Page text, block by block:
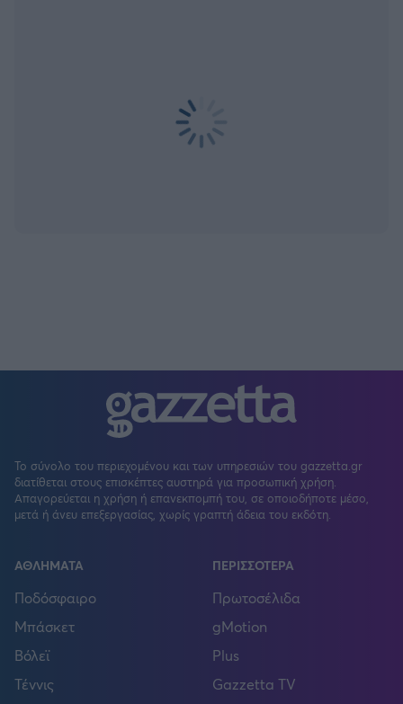
Το σύνολο του περιεχομένου και των υπηρεσιών του gazzetta.gr
διατίθεται στους επισκέπτες αυστηρά για προσωπική χρήση.
Απαγορεύεται η χρήση ή επανεκπομπή του, σε οποιοδήποτε μέσο,
μετά ή άνευ επεξεργασίας, χωρίς γραπτή άδεια του εκδότη.
ΑΘΛΗΜΑΤΑ
Ποδόσφαιρο
Μπάσκετ
Βόλεϊ
Τέννις
ΠΕΡΙΣΣΟΤΕΡΑ
Πρωτοσέλιδα
gMotion
Plus
Gazzetta TV